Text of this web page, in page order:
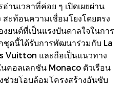
านเวลาที่ค่อย ๆ เปิดเผยผ่าน
สะท้อนความเชื่อมโยงโดยตรง
ยนต์ที่เป็นแรงบันดาลใจในการ
ชุดนี้ได้รับการพัฒนาร่วมกับ La
Vuitton และถือเป็นแนวทาง
คอลเลกชัน Monaco ตัวเรือน
ช่วยโอบล้อมโครงสร้างอันซับ